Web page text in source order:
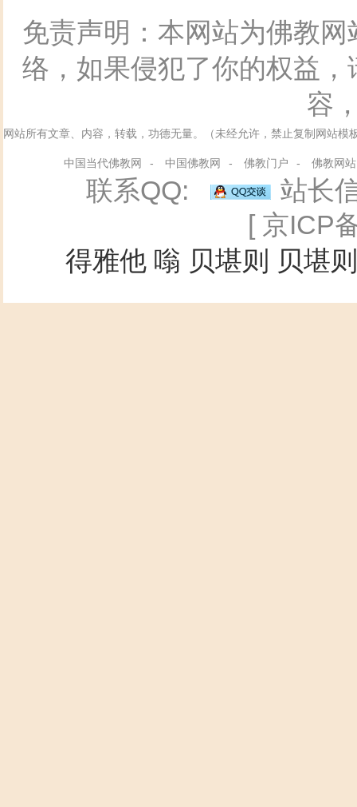
免责声明：本网站为佛教
络，如果侵犯了你的权益
容
网站所有文章、内容，转载，功德无量。（未经允许，禁止复制网站模
中国当代佛教网 - 中国佛教网 - 佛教门户 - 佛教网站
联系QQ:
站长
[ 京ICP
得雅他 嗡 贝堪则 贝堪则